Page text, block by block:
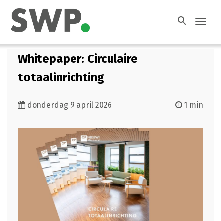
search
Whitepaper: Circulaire
totaalinrichting
donderdag 9 april 2026 1 min